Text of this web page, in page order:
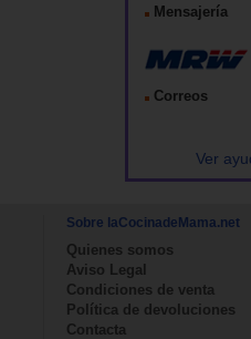
Mensajería
Correos
Ver
Sobre laCocinadeMama.net
Quienes somos
Aviso Legal
Condiciones de venta
Política de devoluciones
Contacta